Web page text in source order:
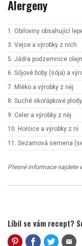
Alergeny
1. Obiloviny obsahující
3. Vejce a výrobky z nich
5. Jádra podzemnice
6. Sójové boby (sója) a
7. Mléko a výrobky z něj
8. Suché skořápkové
9. Celer a výrobky z něj
10. Hořčice a výrobky z ní
11. Sezamová semena
Přesné informace najdete
Líbil se vám recept?
mail